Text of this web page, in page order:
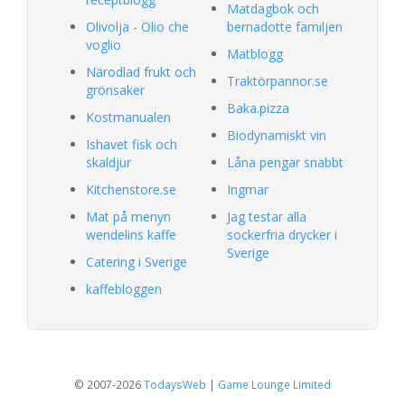
Olivolja - Olio che
voglio
Närodlad frukt och
grönsaker
Kostmanualen
Ishavet fisk och
skaldjur
Kitchenstore.se
Mat på menyn
wendelins kaffe
Catering i Sverige
kaffebloggen
Matdagbok och
bernadotte familjen
Matblogg
Traktörpannor.se
Baka.pizza
Biodynamiskt vin
Låna pengar snabbt
Ingmar
Jag testar alla
sockerfria drycker i
Sverige
© 2007-2026TodaysWeb | Game Lounge Limited